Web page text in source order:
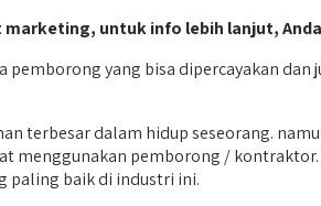
marketing, untuk info lebih lanjut,
yang bisa dipercayakan
terbesar dalam hidup seseorang.
menggunakan pemborong /
paling baik di industri ini.